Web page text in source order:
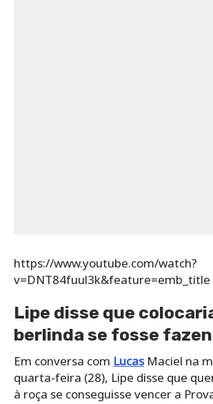
https://www.youtube.com/watch?
v=DNT84fuul3k&feature=emb_title
Lipe disse que
berlinda se fosse
Em conversa com LucasMaciel na
quarta-feira (28), Lipe disse que
à roça se conseguisse vencer a